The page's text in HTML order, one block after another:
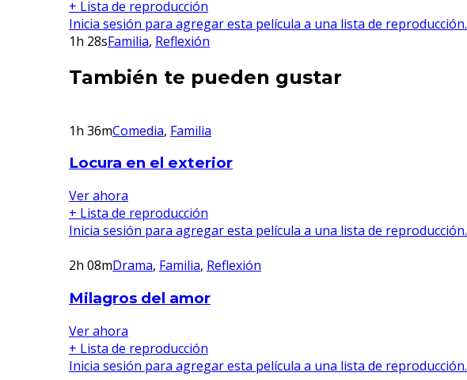
+ Lista de reproducción
Inicia sesión para agregar esta película a una lista de reproducción.
1h 28sFamilia, Reflexión
También te pueden gustar
1h 36mComedia, Familia
Locura en el exterior
Ver ahora
+ Lista de reproducción
Inicia sesión para agregar esta película a una lista de reproducción.
2h 08mDrama, Familia, Reflexión
Milagros del amor
Ver ahora
+ Lista de reproducción
Inicia sesión para agregar esta película a una lista de reproducción.